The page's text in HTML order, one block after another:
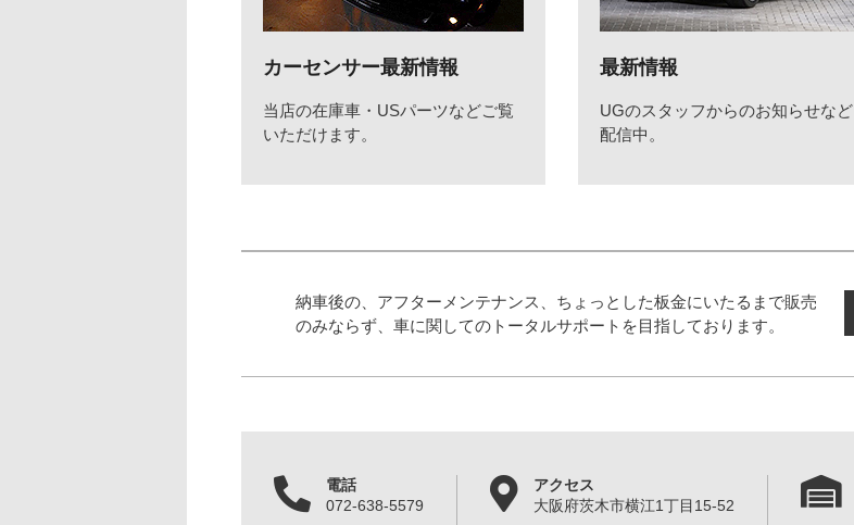
カーセンサー最新情報
当店の在庫車・USパーツなどご覧
いただけます。
最新情報
UGのスタッフからのお知らせなど
配信中。
納車後の、アフターメンテナンス、ちょっとした板金にいたるまで販売
のみならず、車に関してのトータルサポートを目指しております。
電話
072-638-5579
アクセス
大阪府茨木市横江1丁目15-52